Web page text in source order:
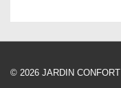
© 2026 JARDIN CONFORT